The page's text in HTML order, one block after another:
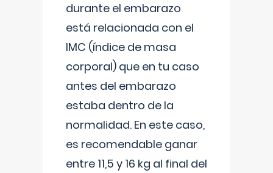
durante el embarazo
está relacionada con el
IMC (índice de masa
corporal) que en tu caso
antes del embarazo
estaba dentro de la
normalidad. En este caso,
es recomendable ganar
entre 11,5 y 16 kg al final del